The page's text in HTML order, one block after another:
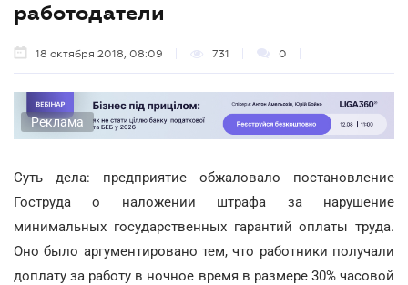
работодатели
18 октября 2018, 08:09 731 0
Реклама
Суть дела: предприятие обжаловало постановление
Гоструда о наложении штрафа за нарушение
минимальных государственных гарантий оплаты труда.
Оно было аргументировано тем, что работники получали
доплату за работу в ночное время в размере 30% часовой